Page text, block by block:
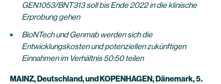
GEN1053/BNT313 soll bis Ende 2022 in die klinische
Erprobung gehen
BioNTech und Genmab werden sich die
Entwicklungskosten und potenziellen zukünftigen
Einnahmen im Verhältnis 50:50 teilen
MAINZ, Deutschland, und KOPENHAGEN, Dänemark, 5.